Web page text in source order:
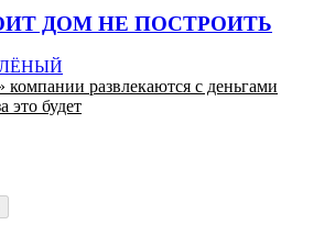
ДОМ НЕ ПОСТРОИТЬ
компании развлекаются с деньгами
это будет